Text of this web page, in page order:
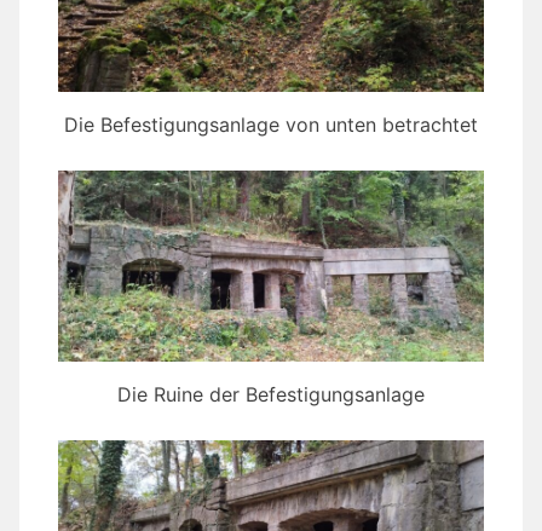
Die Befestigungsanlage von unten betrachtet
Die Ruine der Befestigungsanlage